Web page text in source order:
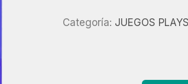
Categoría: JUEGOS